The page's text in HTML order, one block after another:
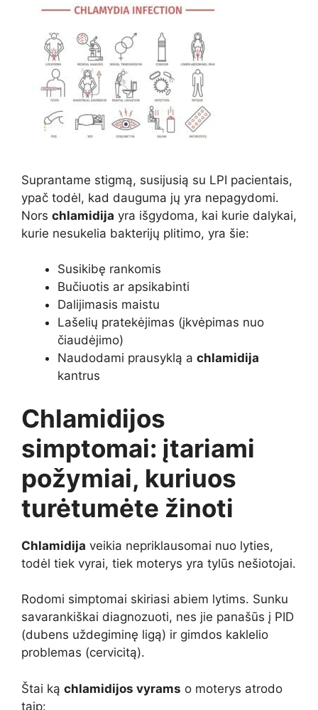
Suprantame stigmą, susijusią su LPI pacientais,
ypač todėl, kad dauguma jų yra nepagydomi.
Nors chlamidija yra išgydoma, kai kurie dalykai,
kurie nesukelia bakterijų plitimo, yra šie:
Susikibę rankomis
Bučiuotis ar apsikabinti
Dalijimasis maistu
Lašelių pratekėjimas (įkvėpimas nuo
čiaudėjimo)
Naudodami prausyklą a chlamidija
kantrus
Chlamidijos
simptomai: įtariami
požymiai, kuriuos
turėtumėte žinoti
Chlamidija veikia nepriklausomai nuo lyties,
todėl tiek vyrai, tiek moterys yra tylūs nešiotojai.
Rodomi simptomai skiriasi abiem lytims. Sunku
savarankiškai diagnozuoti, nes jie panašūs į PID
(dubens uždegiminę ligą) ir gimdos kaklelio
problemas (cervicitą).
Štai ką chlamidijos vyrams o moterys atrodo
taip: